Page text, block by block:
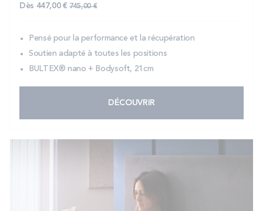
Dès 447,00 € Prix normal
745,00 €
Pensé pour la performance et la récupération
Soutien adapté à toutes les positions
BULTEX® nano + Bodysoft, 21cm
DÉCOUVRIR